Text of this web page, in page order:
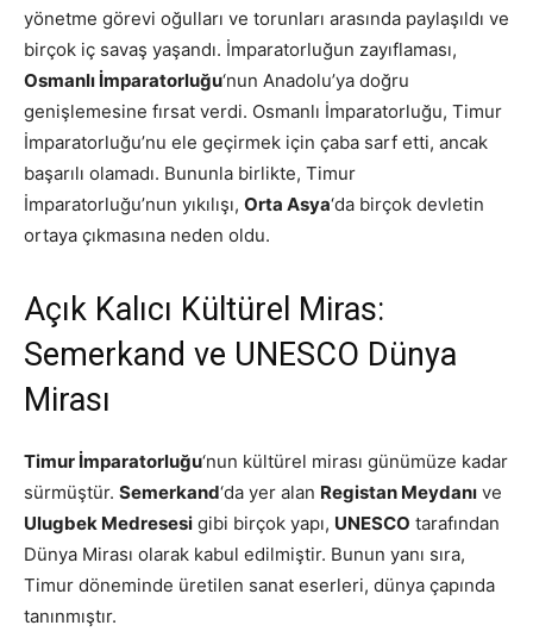
yönetme görevi oğulları ve torunları arasında paylaşıldı ve
birçok iç savaş yaşandı. İmparatorluğun zayıflaması,
Osmanlı İmparatorluğu‘nun Anadolu’ya doğru
genişlemesine fırsat verdi. Osmanlı İmparatorluğu, Timur
İmparatorluğu’nu ele geçirmek için çaba sarf etti, ancak
başarılı olamadı. Bununla birlikte, Timur
İmparatorluğu’nun yıkılışı, Orta Asya‘da birçok devletin
ortaya çıkmasına neden oldu.
Açık Kalıcı Kültürel Miras:
Semerkand ve UNESCO Dünya
Mirası
Timur İmparatorluğu‘nun kültürel mirası günümüze kadar
sürmüştür. Semerkand‘da yer alan Registan Meydanı ve
Ulugbek Medresesi gibi birçok yapı, UNESCO tarafından
Dünya Mirası olarak kabul edilmiştir. Bunun yanı sıra,
Timur döneminde üretilen sanat eserleri, dünya çapında
tanınmıştır.